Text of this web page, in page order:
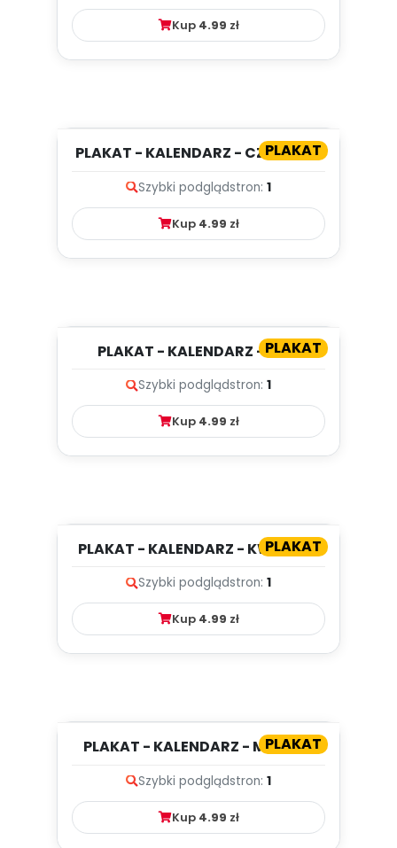
Kup 4.99 zł
PLAKAT
PLAKAT - KALENDARZ - CZERWIEC
Szybki podglądstron: 1
Kup 4.99 zł
PLAKAT
PLAKAT - KALENDARZ - MAJ
Szybki podglądstron: 1
Kup 4.99 zł
PLAKAT
PLAKAT - KALENDARZ - KWIECIEŃ
Szybki podglądstron: 1
Kup 4.99 zł
PLAKAT
PLAKAT - KALENDARZ - MARZEC
Szybki podglądstron: 1
Kup 4.99 zł